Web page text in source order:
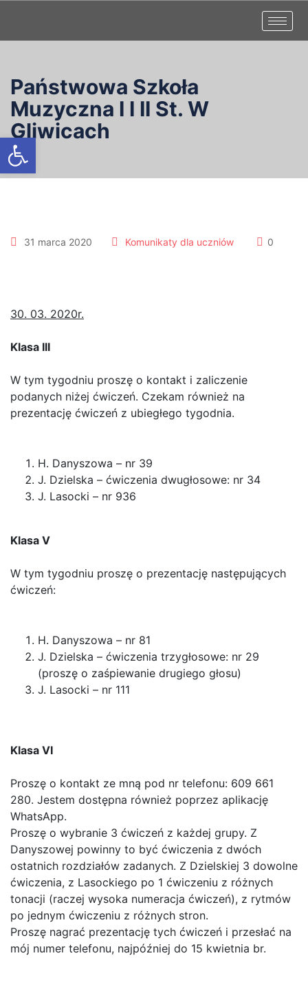
Otwórz pasek narzędzi
Państwowa Szkoła
Muzyczna I I II St. W
Gliwicach
31 marca 2020 Komunikaty dla uczniów 0
30. 03. 2020r.
Klasa III
W tym tygodniu proszę o kontakt i zaliczenie
podanych niżej ćwiczeń. Czekam również na
prezentację ćwiczeń z ubiegłego tygodnia.
H. Danyszowa – nr 39
J. Dzielska – ćwiczenia dwugłosowe: nr 34
J. Lasocki – nr 936
Klasa V
W tym tygodniu proszę o prezentację następujących
ćwiczeń:
H. Danyszowa – nr 81
J. Dzielska – ćwiczenia trzygłosowe: nr 29
(proszę o zaśpiewanie drugiego głosu)
J. Lasocki – nr 111
Klasa VI
Proszę o kontakt ze mną pod nr telefonu: 609 661
280. Jestem dostępna również poprzez aplikację
WhatsApp.
Proszę o wybranie 3 ćwiczeń z każdej grupy. Z
Danyszowej powinny to być ćwiczenia z dwóch
ostatnich rozdziałów zadanych. Z Dzielskiej 3 dowolne
ćwiczenia, z Lasockiego po 1 ćwiczeniu z różnych
tonacji (raczej wysoka numeracja ćwiczeń), z rytmów
po jednym ćwiczeniu z różnych stron.
Proszę nagrać prezentację tych ćwiczeń i przesłać na
mój numer telefonu, najpóźniej do 15 kwietnia br.